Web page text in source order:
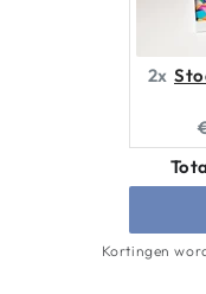
2x
Kortingen